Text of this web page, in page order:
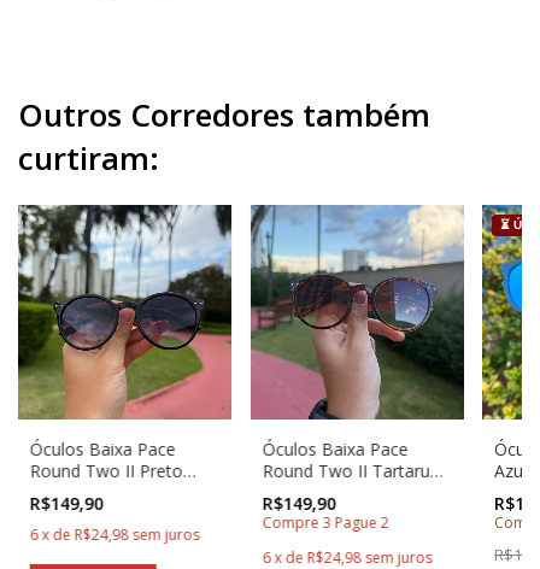
Outros Corredores também
curtiram:
Óculos Baixa Pace
Round Two II Preto
para Corredores
R$149,90
6xde R$24,98sem juros
Óculos Baixa Pace
Round Two II Tartaruga
para Corredores
R$149,90
Compre 3 Pague 2
6xde R$24,98 sem juros
⏳
Azul